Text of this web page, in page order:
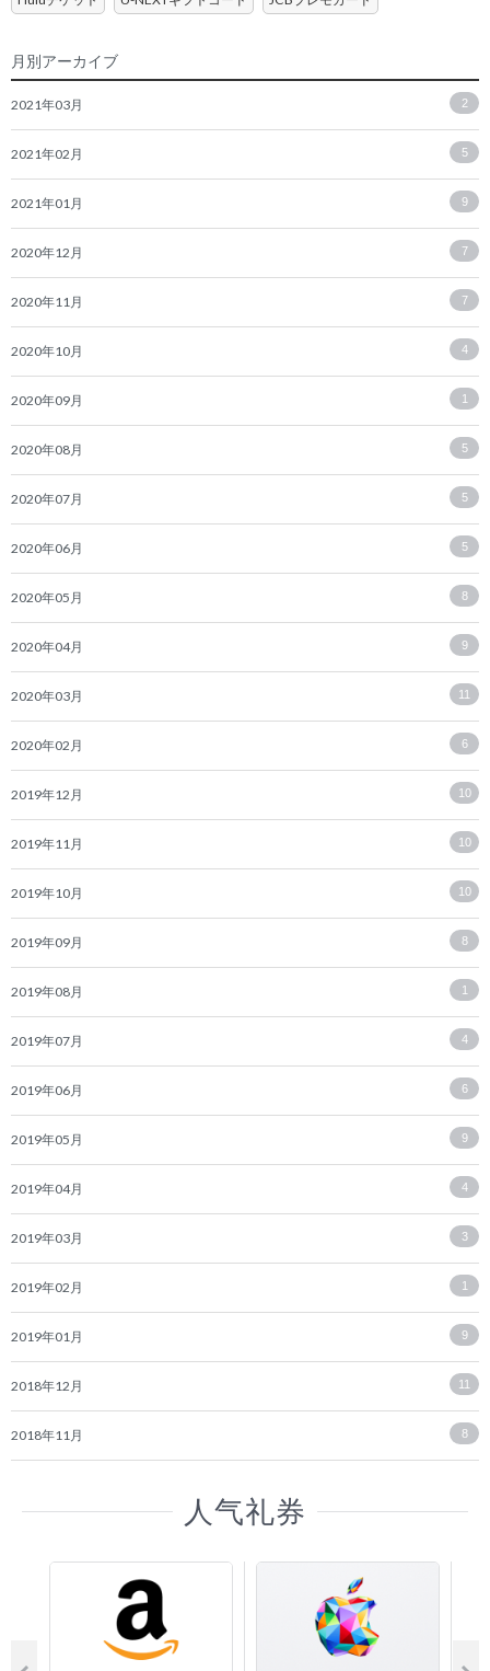
月別アーカイブ
2021年03月 2
2021年02月 5
2021年01月 9
2020年12月 7
2020年11月 7
2020年10月 4
2020年09月 1
2020年08月 5
2020年07月 5
2020年06月 5
2020年05月 8
2020年04月 9
2020年03月 11
2020年02月 6
2019年12月 10
2019年11月 10
2019年10月 10
2019年09月 8
2019年08月 1
2019年07月 4
2019年06月 6
2019年05月 9
2019年04月 4
2019年03月 3
2019年02月 1
2019年01月 9
2018年12月 11
2018年11月 8
人气礼券